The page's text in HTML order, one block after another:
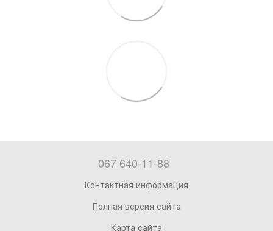
067 640-11-88
Контактная информация
Полная версия сайта
Карта сайта